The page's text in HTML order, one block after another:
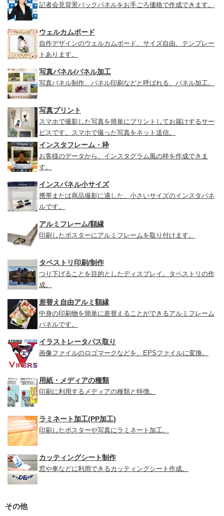
記者会見背景バックパネルをお手ごろ価格で作成できます。
ウェルカムボード
自作デザインのウェルカムボード、サイズ自由、テンプレー
トあります。
写真パネル/パネル加工
写真パネル制作、パネル印刷などと呼ばれる、パネル加工。
写真プリント
スマホで撮影した写真を簡単にプリントしてお届けするサー
ビスです。スマホで撮った写真をネット送信。
インスタフレーム・枠
お客様のデータから、インスタグラム風の枠を作成できま
す。
インスパネル小サイズ
携帯または商品撮影に適した、小さいサイズのインスタパネ
ルです。
アルミフレーム/額縁
印刷したポスターにアルミフレームを取り付けます。
タペストリ印刷/制作
つり下げることを目的としたディスプレイ。タペストリの作
成。
差替え自由アルミ額縁
中身の印刷物を簡単に差替えることができるアルミフレーム
パネルです。
イラストレータパス取り
画像ファイルのロゴマークなどを、EPSファイルに変換。
用紙・メディアの種類
印刷に利用するメディアの種類と特徴。
ラミネート加工(PP加工)
印刷したポスターや写真にラミネート加工。
カッティングシート制作
窓や車などに利用できるカッティングシート作成。
その他